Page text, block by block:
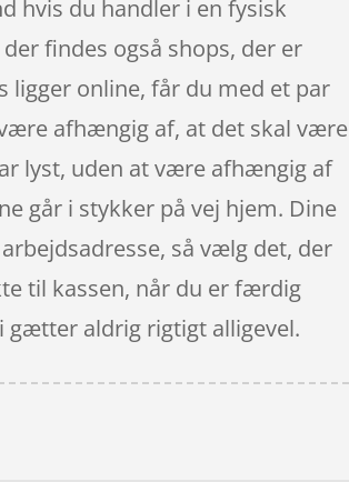
hvis du handler i en fysisk
findes også shops, der er
ligger online, får du med et par
afhængig af, at det skal være
lyst, uden at være afhængig af
går i stykker på vej hjem. Dine
så vælg det, der
til kassen, når du er færdig
gætter aldrig rigtigt alligevel.